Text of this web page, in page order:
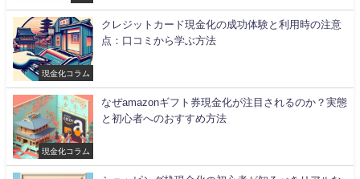
現金化コラム
クレジットカード現金化の成功体験と利用時の注意
点：口コミから学ぶ方法
現金化コラム
なぜamazonギフト券現金化が注目されるのか？実態
と初心者へのおすすめ方法